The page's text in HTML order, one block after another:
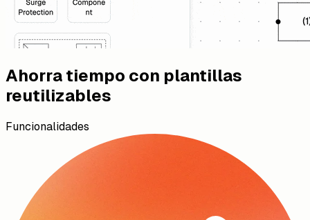
Ahorra tiempo con plantillas
reutilizables
Funcionalidades